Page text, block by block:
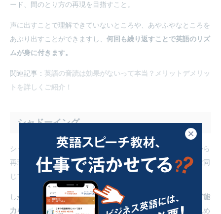
ード、間のとり方の再現を目指すこと。
声に出すことで理解できていないところや、あやふやなところを
あぶり出すことができますし、 何回も繰り返すことで英語のリズ
ムが身に付きます。
関連記事： 英語の音読は効果がないって本当？メリットデメリッ
トを詳しくご紹介！
シャドーイング
シャドーイングは「耳から聞いた音を少し遅れてそのまま口から
再現する」という練習法です。期待できる効果は、音読とほぼ同
じです。
しかし
シャドーイングのほうが難度が高い分、よりリスニング能
力を鍛えることができます。
教材の内容を覚えるぐらいやり込め
閉じる